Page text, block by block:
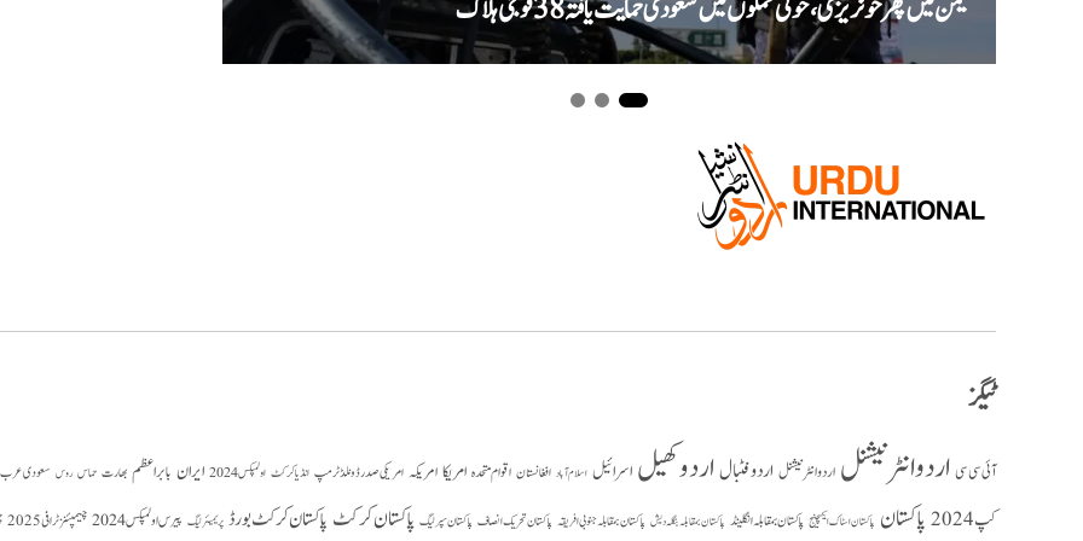
یمن میں پھر خونریزی، حوثی حملوں میں سعودی حمایت یافتہ 38 فوجی ہلاک
ٹیگز
آئی سی سی اردو انٹرنیشنل اردو انٹر نیشنل اردو فٹبالاردو کھیل اسرائیل اسلام آباد افغانستان اقوام متحدہ امریکاامریکہ امریکی صدر ڈونلڈ ٹرمپ انڈیا کرکٹ اولمپکس 2024 ایران بابر اعظم بھارت حماس روس سعودی عرب
کپ 2024
پاکستان پاکستان اسٹاک ایکسچینج پاکستان بمقابلہ انگلینڈ پاکستان بمقابلہ بنگلہ دیش پاکستان بمقابلہ جنوبی افریقہ پاکستان تحریک انصاف پاکستان سپر لیگ پاکستان کرکٹ پاکستان کرکٹ بورڈ پریمیئر لیگ پیرس اولمپکس 2024 چیمپئنز ٹرافی 2025